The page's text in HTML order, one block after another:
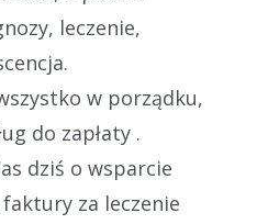
leczenie,
w porządku,
do zapłaty .
dziś o wsparcie
za leczenie